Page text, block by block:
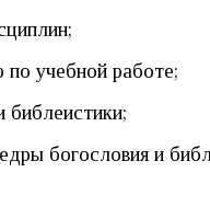
учебной работе;
богословия и